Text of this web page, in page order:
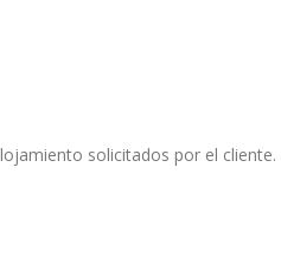
solicitados por el cliente.